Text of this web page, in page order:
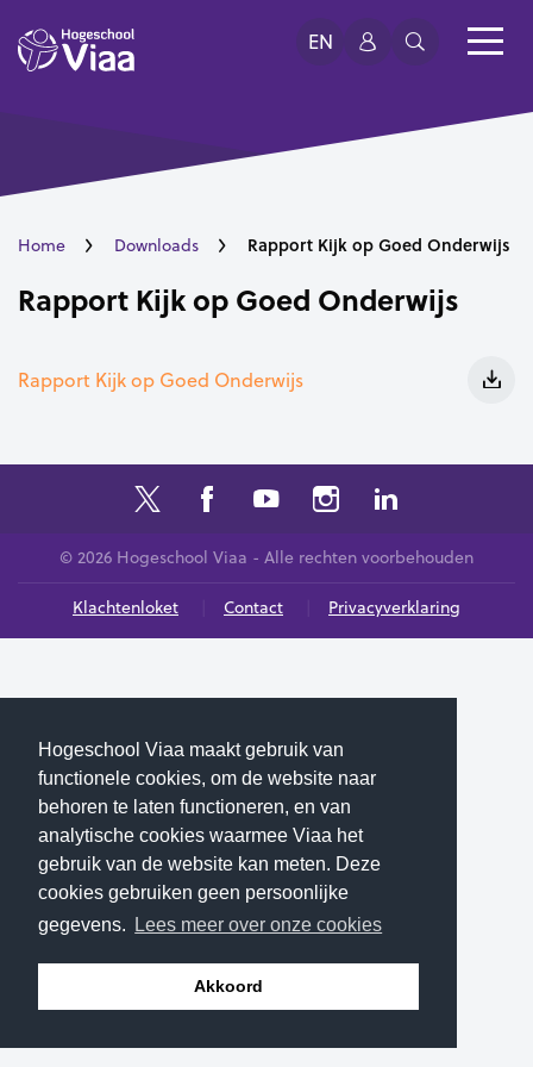
Hogeschool Viaa maakt gebruik van
functionele cookies, om de website naar
behoren te laten functioneren, en van
analytische cookies waarmee Viaa het
gebruik van de website kan meten. Deze
cookies gebruiken geen persoonlijke
gegevens.
Lees meer over onze cookies
Akkoord
EN
Home Downloads Rapport Kijk op Goed Onderwijs
Rapport Kijk op Goed Onderwijs
Rapport Kijk op Goed Onderwijs
© 2026 Hogeschool Viaa - Alle rechten voorbehouden
Klachtenloket Contact Privacyverklaring